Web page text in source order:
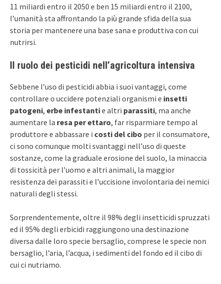
11 miliardi entro il 2050 e ben 15 miliardi entro il 2100,
l’umanità sta affrontando la più grande sfida della sua
storia per mantenere una base sana e produttiva con cui
nutrirsi.
Il ruolo dei pesticidi nell’agricoltura intensiva
Sebbene l’uso di pesticidi abbia i suoi vantaggi, come
controllare o uccidere potenziali organismi e insetti
patogeni, erbe infestantie altri parassiti, ma anche
aumentare la resa per ettaro, far risparmiare tempo al
produttore e abbassare i costi del cibo per il consumatore,
ci sono comunque molti svantaggi nell’uso di queste
sostanze, come la graduale erosione del suolo, la minaccia
di tossicità per l’uomo e altri animali, la maggior
resistenza dei parassiti e l’uccisione involontaria dei nemici
naturali degli stessi.
Sorprendentemente, oltre il 98% degli insetticidi spruzzati
ed il 95% degli erbicidi raggiungono una destinazione
diversa dalle loro specie bersaglio, comprese le specie non
bersaglio, l’aria, l’acqua, i sedimenti del fondo ed il cibo di
cui ci nutriamo.